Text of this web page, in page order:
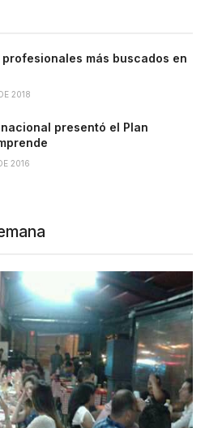
más buscados en
2018
presentó el Plan
2016